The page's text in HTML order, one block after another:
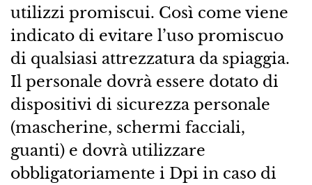
utilizzi promiscui. Così come viene
indicato di evitare l’uso promiscuo
di qualsiasi attrezzatura da spiaggia.
Il personale dovrà essere dotato di
dispositivi di sicurezza personale
(mascherine, schermi facciali,
guanti) e dovrà utilizzare
obbligatoriamente i Dpi in caso di